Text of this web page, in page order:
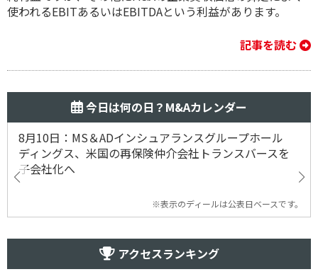
使われるEBITあるいはEBITDAという利益があります。
記事を読む
今日は何の日？M&Aカレンダー
8月10日：MS＆ADインシュアランスグループホール
ディングス、米国の再保険仲介会社トランスバースを
子会社化へ
※表示のディールは公表日ベースです。
アクセスランキング